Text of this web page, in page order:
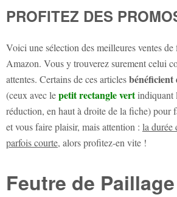
PROFITEZ DES
Voici une sélection des meilleures ventes de
Amazon. Vous y trouverez surement celui
attentes. Certains de ces articlesbénéficient
(ceux avec lepetit rectangle vertindiquant
réduction, en haut à droite de la fiche) pour
et vous faire plaisir, mais attention : la durée
parfois courte, alors profitez-en vite !
Feutre de Paillage